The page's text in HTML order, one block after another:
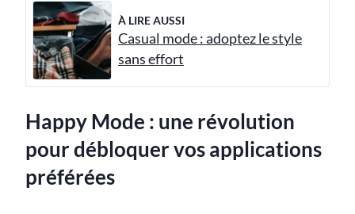
À LIRE AUSSI
Casual mode : adoptez le style
sans effort
Happy Mode : une révolution
pour débloquer vos applications
préférées